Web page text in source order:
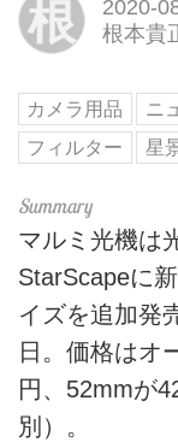
根
2020-
根本貴
カメラ用品 ニ
フィルター
星
マルミ光機は
StarScapeに
イズを追加発
日。価格はオ
円、52mmが
別）。